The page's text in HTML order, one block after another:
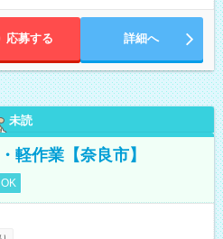
応募する 詳細へ
未読
軽作業【奈良市】